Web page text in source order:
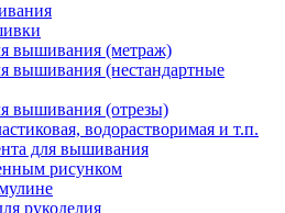
вышивания (метраж)
вышивания (нестандартные
вышивания (отрезы)
водорастворимая и т.п.
для вышивания
рисунком
рукоделия